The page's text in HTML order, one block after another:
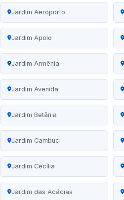
Jardim Aeroporto
Jardim Apolo
Jardim Armênia
Jardim Avenida
Jardim Betânia
Jardim Cambuci
Jardim Cecília
Jardim das Acácias